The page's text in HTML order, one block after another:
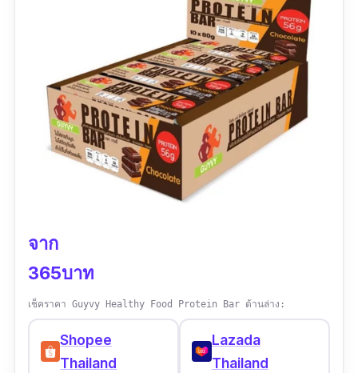
ชอบแน่นอนเพราะกลิ่นหอมเข้มข้น"
“อร่อยมาก กินง่ายที่สุดเท่าที่เคยลอง ให้พลังงาน
ระหว่างพักและหลังวิ่งได้ดีค่ะ”
จาก
365บาท
เช็คราคา Guyvy Healthy Food Protein Bar ด้านล่าง:
Shopee
Thailand
Lazada
Thailand